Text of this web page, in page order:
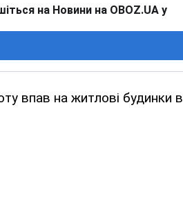
на Новини на OBOZ.UA у
впав на житлові будинки в